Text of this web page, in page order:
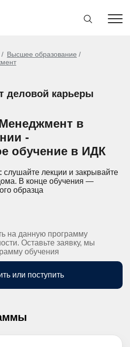
Высшее образование
деловой карьеры
в
-
обучение в ИДК
слушайте лекции и закрывайте
В конце обучения —
образца
на данную программу
Оставьте заявку, мы
обучения
или поступить